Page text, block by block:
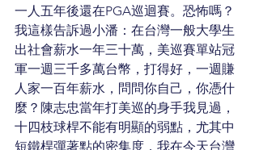
一人五年後還在PGA巡迴賽。恐怖嗎？
我這樣告訴過小潘：在台灣一般大學生
出社會薪水一年三十萬，美巡賽單站冠
軍一週三千多萬台幣，打得好，一週賺
人家一百年薪水，問問你自己，你憑什
麼？陳志忠當年打美巡的身手我見過，
十四枝球桿不能有明顯的弱點，尤其中
短鐵桿彈著點的密集度，我在今天台灣